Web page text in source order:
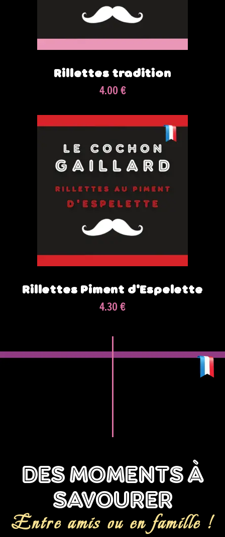
Rillettes tradition
4.00 €
Rillettes Piment d'Espelette
4.30 €
DES MOMENTS À
SAVOURER
Entre amis ou en famille !